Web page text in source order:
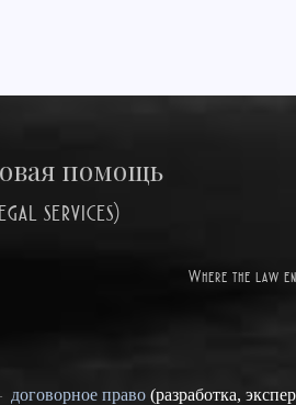
помощь
services)
Where the law
договорное право (разработка,